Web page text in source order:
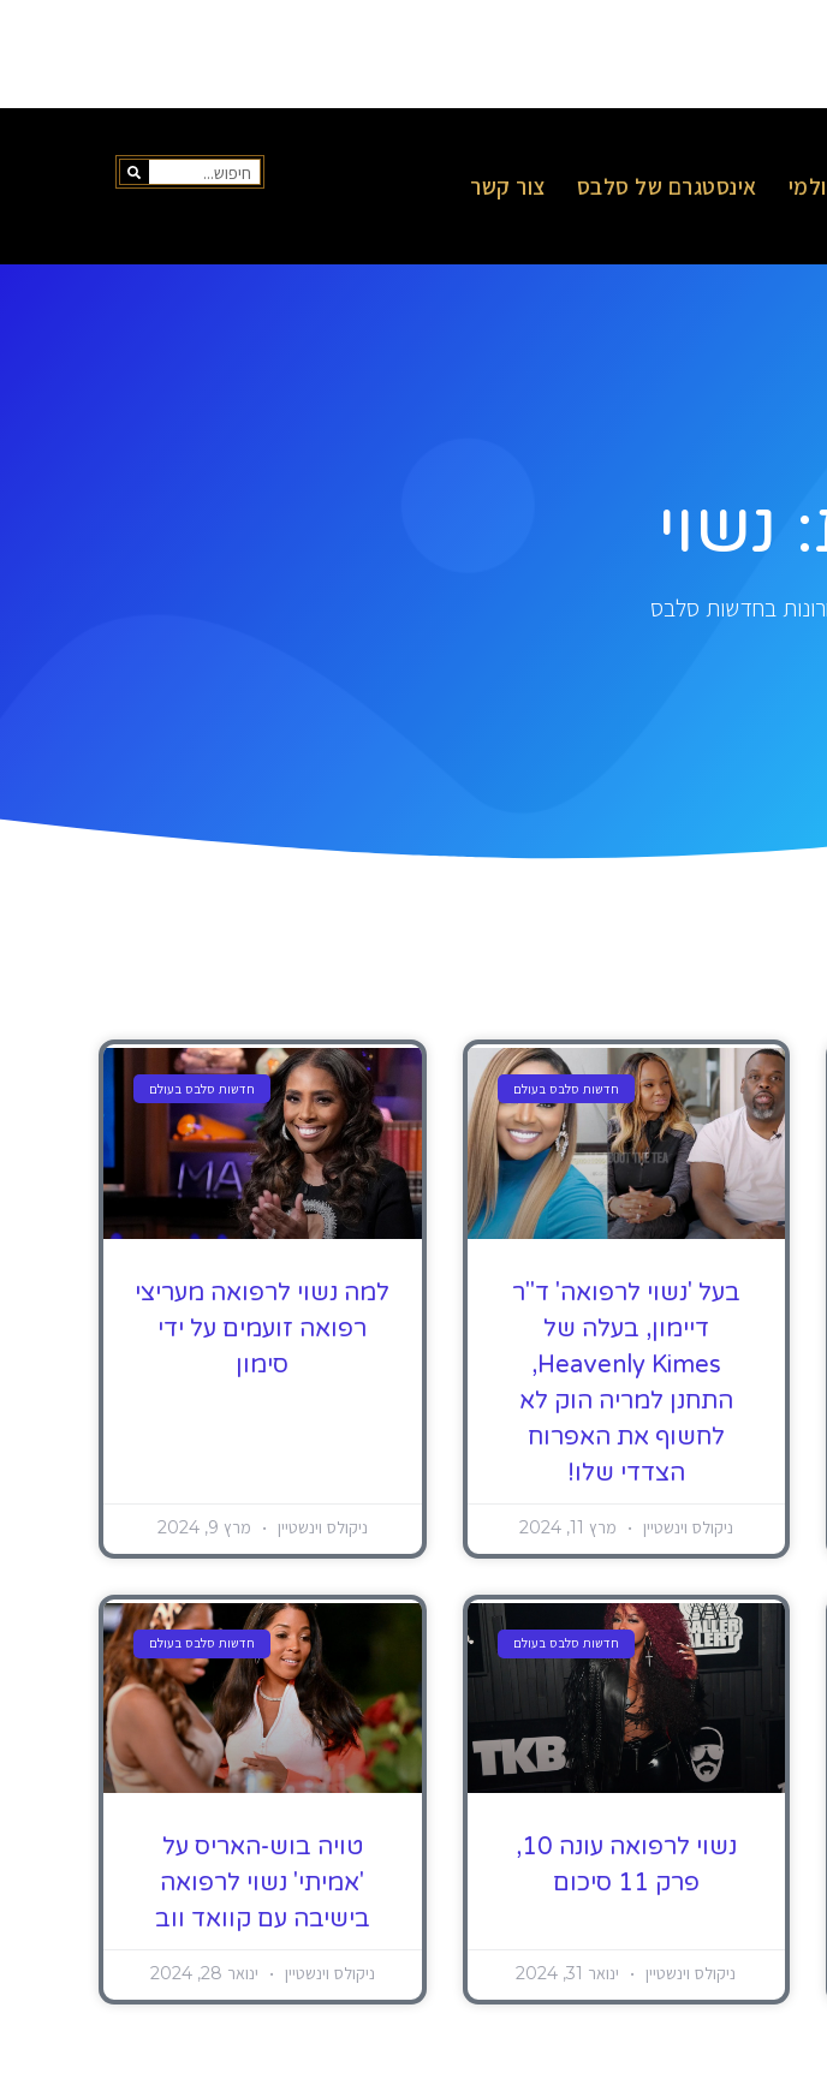
אינסטגרם של סלבס צור קשר
נשוי
בחדשות סלבס
חדשות סלבס בעולם
בעל 'נשוי לרפואה' ד"ר
דיימון, בעלה של
Heavenly Kimes,
התחנן למריה הוק לא
לחשוף את האפרוח
הצדדי שלו!
ניקולס וינשטיין מרץ 11, 2024
חדשות סלבס בעולם
למה נשוי לרפואה מעריצי
רפואה זועמים על ידי
סימון
ניקולס וינשטיין מרץ 9, 2024
חדשות סלבס בעולם
נשוי לרפואה עונה 10,
פרק 11 סיכום
ניקולס וינשטיין ינואר 31, 2024
חדשות סלבס בעולם
טויה בוש-האריס על
'אמיתי' נשוי לרפואה
בישיבה עם קוואד ווב
ניקולס וינשטיין ינואר 28, 2024